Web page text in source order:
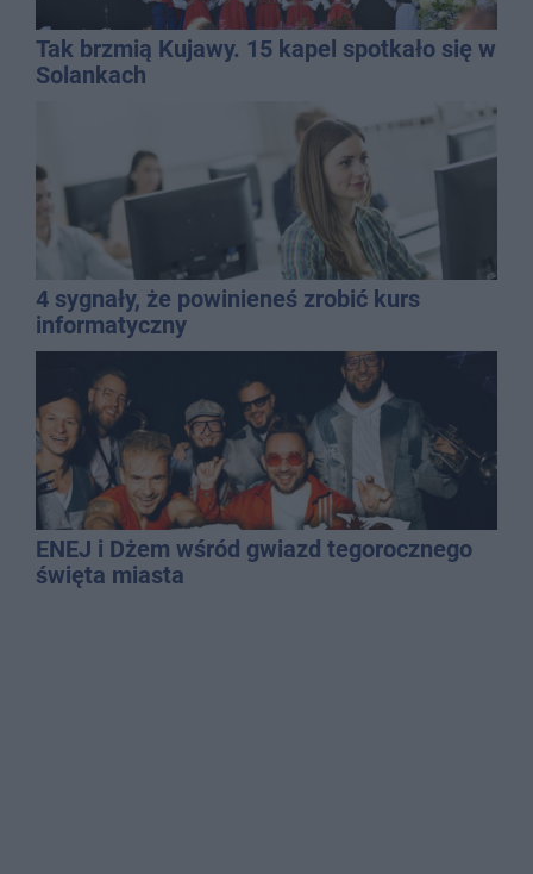
Tak brzmią Kujawy. 15 kapel spotkało się w
Solankach
4 sygnały, że powinieneś zrobić kurs
informatyczny
ENEJ i Dżem wśród gwiazd tegorocznego
święta miasta